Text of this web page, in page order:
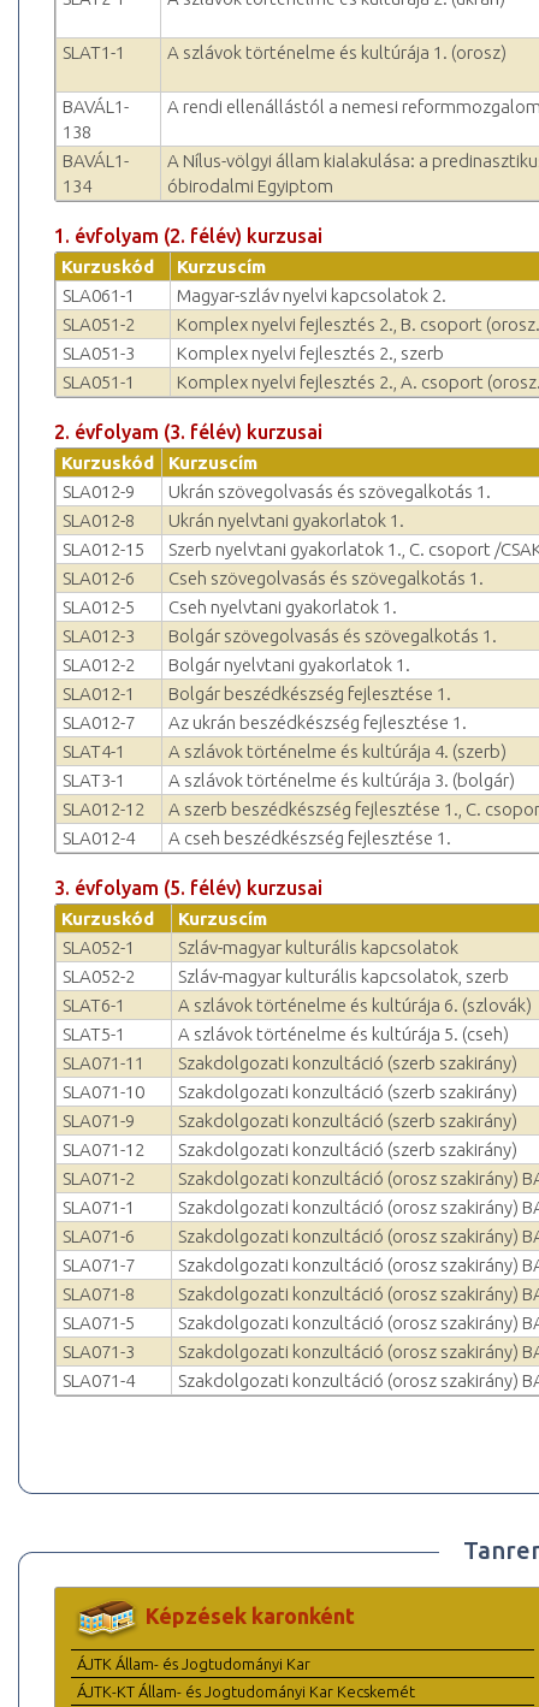
SLAT1-1 A szlávok történelme és kultúrája 1. (orosz)
BAVÁL1-
138
A rendi ellenállástól a nemesi
BAVÁL1-
134
A Nílus-völgyi állam kialakulása: a
óbirodalmi Egyiptom
1. évfolyam (2. félév) kurzusai
Kurzuskód
Kurzuscím
SLA061-1
Magyar-szláv nyelvi kapcsolatok 2.
SLA051-2
Komplex nyelvi fejlesztés 2., B. csoport
SLA051-3
Komplex nyelvi fejlesztés 2., szerb
SLA051-1
Komplex nyelvi fejlesztés 2., A. csoport
2. évfolyam (3. félév) kurzusai
Kurzuskód
Kurzuscím
SLA012-9
Ukrán szövegolvasás és szövegalkotás 1.
SLA012-8
Ukrán nyelvtani gyakorlatok 1.
SLA012-15
Szerb nyelvtani gyakorlatok 1., C. csoport /
SLA012-6
Cseh szövegolvasás és szövegalkotás 1.
SLA012-5
Cseh nyelvtani gyakorlatok 1.
SLA012-3
Bolgár szövegolvasás és szövegalkotás 1.
SLA012-2
Bolgár nyelvtani gyakorlatok 1.
SLA012-1
Bolgár beszédkészség fejlesztése 1.
SLA012-7
Az ukrán beszédkészség fejlesztése 1.
SLAT4-1
A szlávok történelme és kultúrája 4. (szerb)
SLAT3-1
A szlávok történelme és kultúrája 3. (bolgár)
SLA012-12
A szerb beszédkészség fejlesztése 1., C.
SLA012-4
A cseh beszédkészség fejlesztése 1.
3. évfolyam (5. félév) kurzusai
Kurzuskód
Kurzuscím
SLA052-1
Szláv-magyar kulturális kapcsolatok
SLA052-2
Szláv-magyar kulturális kapcsolatok, szerb
SLAT6-1
A szlávok történelme és kultúrája 6. (szlovák)
SLAT5-1
A szlávok történelme és kultúrája 5. (cseh)
SLA071-11
Szakdolgozati konzultáció (szerb szakirány)
SLA071-10
Szakdolgozati konzultáció (szerb szakirány)
SLA071-9
Szakdolgozati konzultáció (szerb szakirány)
SLA071-12
Szakdolgozati konzultáció (szerb szakirány)
SLA071-2
Szakdolgozati konzultáció (orosz szakirány)
SLA071-1
Szakdolgozati konzultáció (orosz szakirány)
SLA071-6
Szakdolgozati konzultáció (orosz szakirány)
SLA071-7
Szakdolgozati konzultáció (orosz szakirány)
SLA071-8
Szakdolgozati konzultáció (orosz szakirány)
SLA071-5
Szakdolgozati konzultáció (orosz szakirány)
SLA071-3
Szakdolgozati konzultáció (orosz szakirány)
SLA071-4
Szakdolgozati konzultáció (orosz szakirány)
Képzések karonként
ÁJTK Állam- és Jogtudományi Kar
ÁJTK-KT Állam- és Jogtudományi Kar Kecskemét